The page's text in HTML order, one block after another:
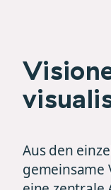
Aus den
gemeinsame